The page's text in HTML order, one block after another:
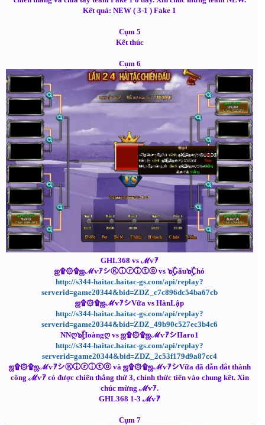
Kết quả: NEW ( 3-1 ) Fake 1
Cụm 5
Kết thúc
Cụm 6
GHL368 vs ℳѵｱ
ஜ۩۞۩ஜℳѵｱシⓀⓘⓡⓘⓣⓞ vs ๖ۣۜGấu๖ۣۜChó
http://s344-haitac.haitac-gs.com/api/replay?
serverid=game20344&bid=ZDZ_c7c896dc54ba67cb
ஜ۩۞۩ஜℳѵｱシVữa vs HànLập
http://s344-haitac.haitac-gs.com/api/replay?
serverid=game20344&bid=ZDZ_49b90c527ec3b4c6
NNღ๖ۣۜHoàngღ vs ஜ۩۞۩ஜℳѵｱシIIaro1
http://s344-haitac.haitac-gs.com/api/replay?
serverid=game20344&bid=ZDZ_2c53f179d9a87cc4
ஜ۩۞۩ஜℳѵｱシⓀⓘⓡⓘⓣⓞ và ஜ۩۞۩ஜℳѵｱシVữa đã dẫn đắt thành
công ℳѵｱ có được chiến thắng thứ 3, chính thức tiến vào chung kết. Xin
chúc mừng ℳѵｱ.
GHL368 1-3 ℳѵｱ
Cụm 7